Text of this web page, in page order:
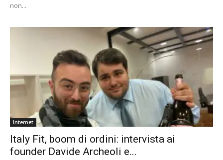
non...
Internet
Italy Fit, boom di ordini: intervista ai
founder Davide Archeoli e...